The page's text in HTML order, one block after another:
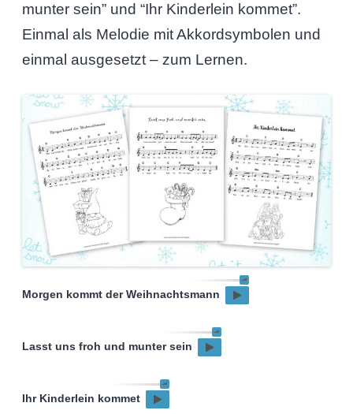
munter sein” und “Ihr Kinderlein kommet”.
Einmal als Melodie mit Akkordsymbolen und
einmal ausgesetzt – zum Lernen.
Morgen kommt der Weihnachtsmann
Lasst uns froh und munter sein
Ihr Kinderlein kommet